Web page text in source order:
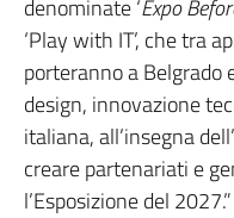
denominate ‘Expo
‘Play with IT’, che tra
porteranno a Belgrado
design, innovazione
italiana, all’insegna
creare partenariati e
l’Esposizione del 2027.”